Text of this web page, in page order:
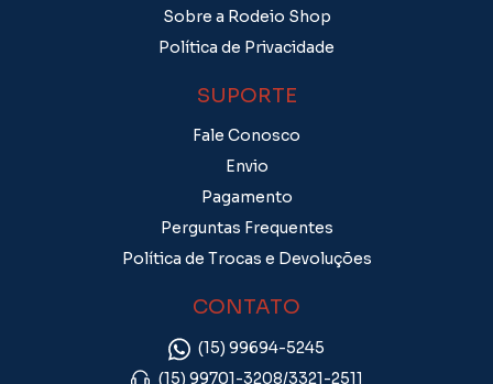
Sobre a Rodeio Shop
Política de Privacidade
SUPORTE
Fale Conosco
Envio
Pagamento
Perguntas Frequentes
Política de Trocas e Devoluções
CONTATO
(15) 99694-5245
(15) 99701-3208/3321-2511